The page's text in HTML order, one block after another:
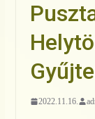
2022.11.16.